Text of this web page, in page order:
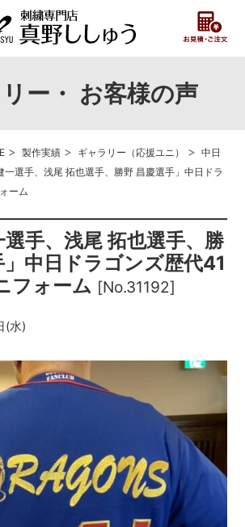
ー・ お客様の声
> 製作実績> ギャラリー（応援ユニ） > 中日
一選手、浅尾 拓也選手、勝野 昌慶選手」中日ドラ
ーム
選手、浅尾 拓也選手、勝
中日ドラゴンズ歴代41
フォーム [No.31192]
(水)